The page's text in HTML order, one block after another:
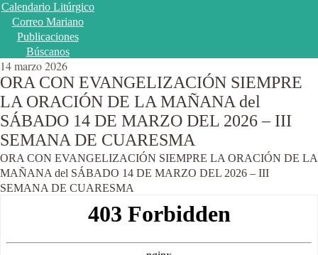
Calendario Litúrgico
Correo Mariano
Publicaciones
Búscanos
14 marzo 2026
ORA CON EVANGELIZACIÓN SIEMPRE
LA ORACIÓN DE LA MAÑANA del
SÁBADO 14 DE MARZO DEL 2026 – III
SEMANA DE CUARESMA
ORA CON EVANGELIZACIÓN SIEMPRE LA ORACIÓN DE LA
MAÑANA del SÁBADO 14 DE MARZO DEL 2026 – III
SEMANA DE CUARESMA